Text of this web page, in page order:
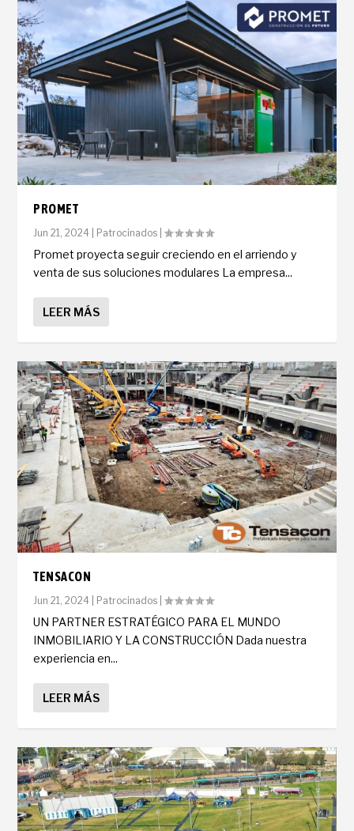
PROMET
Jun 21, 2024 Patrocinados |
Promet proyecta seguir creciendo en el arriendo y
venta de sus soluciones modulares La empresa...
LEER MÁS
TENSACON
Jun 21, 2024 Patrocinados |
UN PARTNER ESTRATÉGICO PARA EL MUNDO
INMOBILIARIO Y LA CONSTRUCCIÓN Dada nuestra
experiencia en...
LEER MÁS